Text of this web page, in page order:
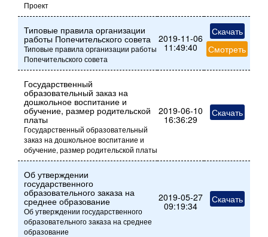
Проект
Типовые правила организации
работы Попечительского совета
Типовые правила организации работы
Попечительского совета
2019-11-06
11:49:40
Скачать
Смотреть
Государственный
образовательный заказ на
дошкольное воспитание и
обучение, размер родительской
платы
Государственный образовательный
заказ на дошкольное воспитание и
обучение, размер родительской платы
2019-06-10
16:36:29
Скачать
Об утверждении
государственного
образовательного заказа на
среднее образование
Об утверждении государственного
образовательного заказа на среднее
образование
2019-05-27
09:19:34
Скачать